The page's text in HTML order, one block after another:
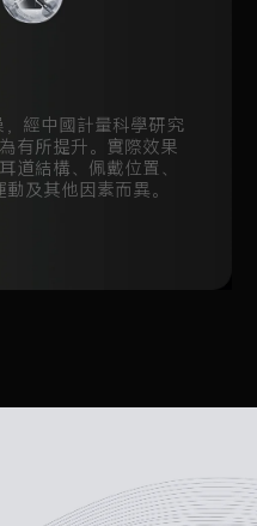
經中國計量科學研究
有所提升。實際效果
道結構、佩戴位置、
及其他因素而異。